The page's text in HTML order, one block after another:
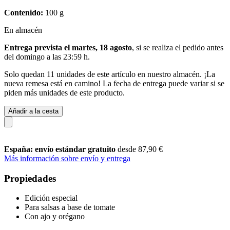
Contenido: 100 g
En almacén
Entrega prevista el martes, 18 agosto, si se realiza el pedido antes
del domingo a las 23:59 h.
Solo quedan 11 unidades de este artículo en nuestro almacén. ¡La
nueva remesa está en camino! La fecha de entrega puede variar si se
piden más unidades de este producto.
Añadir a la cesta
España: envío estándar gratuito desde 87,90 €
Más información sobre envío y entrega
Propiedades
Edición especial
Para salsas a base de tomate
Con ajo y orégano